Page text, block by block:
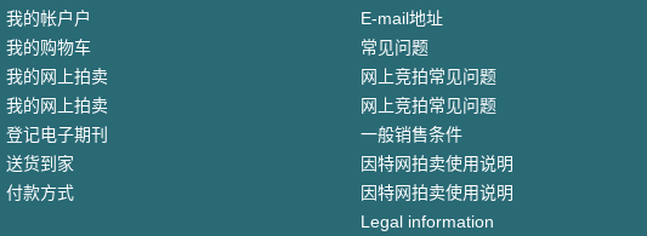
我的帐户户
我的购物车
我的网上拍卖
我的网上拍卖
登记电子期刊
送货到家
付款方式
E-mail地址
常见问题
网上竞拍常见问题
网上竞拍常见问题
一般销售条件
因特网拍卖使用说明
因特网拍卖使用说明
Legal information